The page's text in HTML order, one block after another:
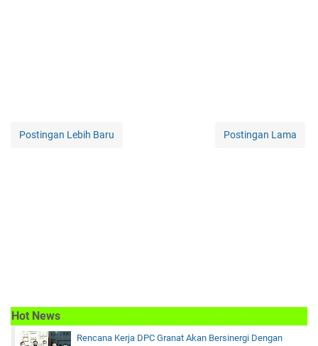
Postingan Lebih Baru Postingan Lama
Hot News
Rencana Kerja DPC Granat Akan Bersinergi Dengan